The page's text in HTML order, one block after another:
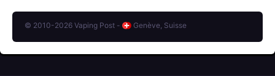
© 2010-2026 Vaping Post - Genève, Suisse